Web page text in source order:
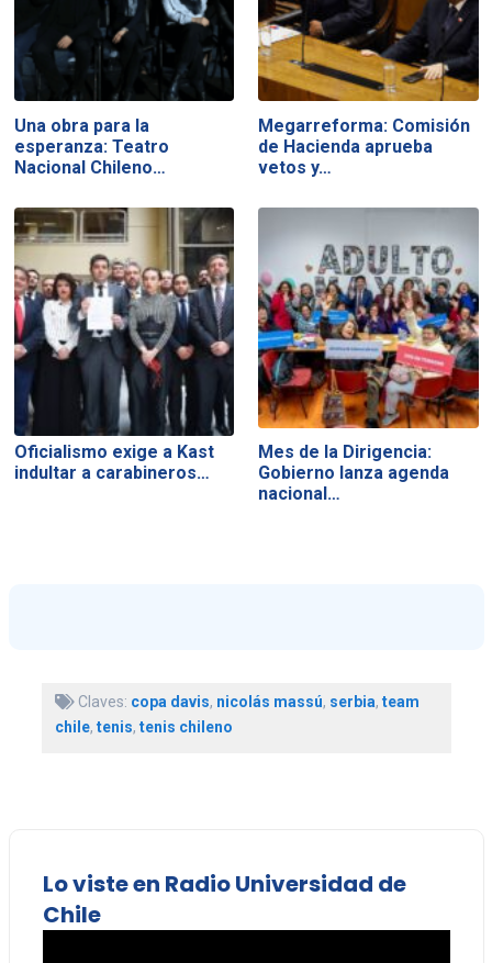
Una obra para la
esperanza: Teatro
Nacional Chileno…
Megarreforma: Comisión
de Hacienda aprueba
vetos y…
Oficialismo exige a Kast
indultar a carabineros…
Mes de la Dirigencia:
Gobierno lanza agenda
nacional…
Claves: copa davis, nicolás massú, serbia, team
chile, tenis, tenis chileno
Lo viste en Radio Universidad de
Chile